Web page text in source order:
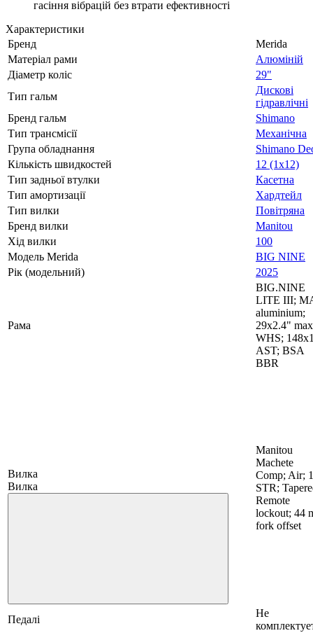
гасіння вібрацій без втрати ефективності
Характеристики
Бренд
Merida
Матеріал рами
Алюміній
Діаметр коліс
29"
Тип гальм
Дискові
гідравлічні
Бренд гальм
Shimano
Тип трансмісії
Механічна
Група обладнання
Shimano
Кількість швидкостей
12 (1х12)
Тип задньої втулки
Касетна
Тип амортизації
Хардтейл
Тип вилки
Повітряна
Бренд вилки
Manitou
Хід вилки
100
Модель Merida
BIG NINE
Рік (модельний)
2025
Рама
BIG.NINE
LITE III;
aluminium;
29x2.4"
WHS;
AST; BSA
BBR
Вилка
Вилка
Manitou
Machete
Comp; Air;
STR;
Remote
lockout; 44
fork offset
Педалі
Не